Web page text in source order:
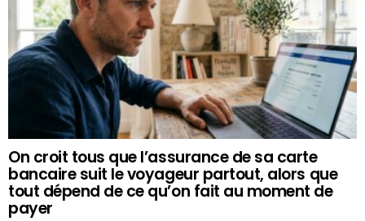
On croit tous que l’assurance de sa carte
bancaire suit le voyageur partout, alors que
tout dépend de ce qu’on fait au moment de
payer